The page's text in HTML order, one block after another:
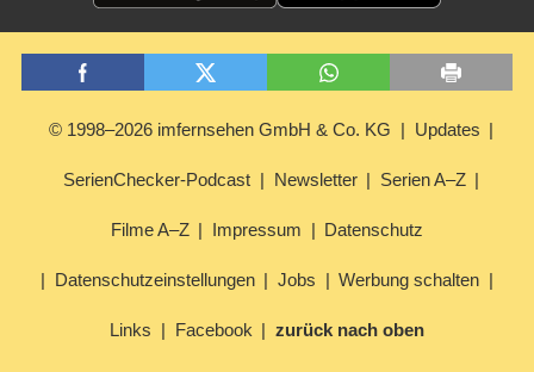
© 1998–2026 imfernsehen GmbH & Co. KG Updates
SerienChecker-Podcast Newsletter Serien A–Z
Filme A–Z Impressum Datenschutz
Datenschutzeinstellungen Jobs Werbung schalten
Links Facebook zurück nach oben